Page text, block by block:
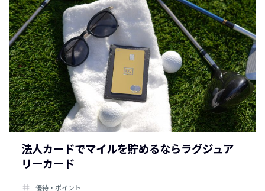
法人カードでマイルを貯めるならラグジュア
リーカード
tag
優待・ポイント